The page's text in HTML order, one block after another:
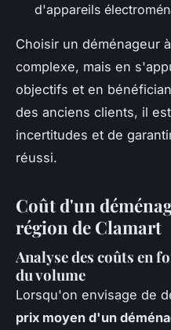
d'appareils
Choisir un déménageur
complexe, mais en
objectifs et en
des anciens clients, il
incertitudes et de
réussi.
Coût d'un
région de Clamart
Analyse des coûts en
du volume
Lorsqu'on envisage de
prix moyen d'un